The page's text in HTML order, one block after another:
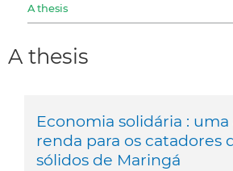
A thesis
A thesis
Economia solidária :
renda para os catadores
sólidos de Maringá